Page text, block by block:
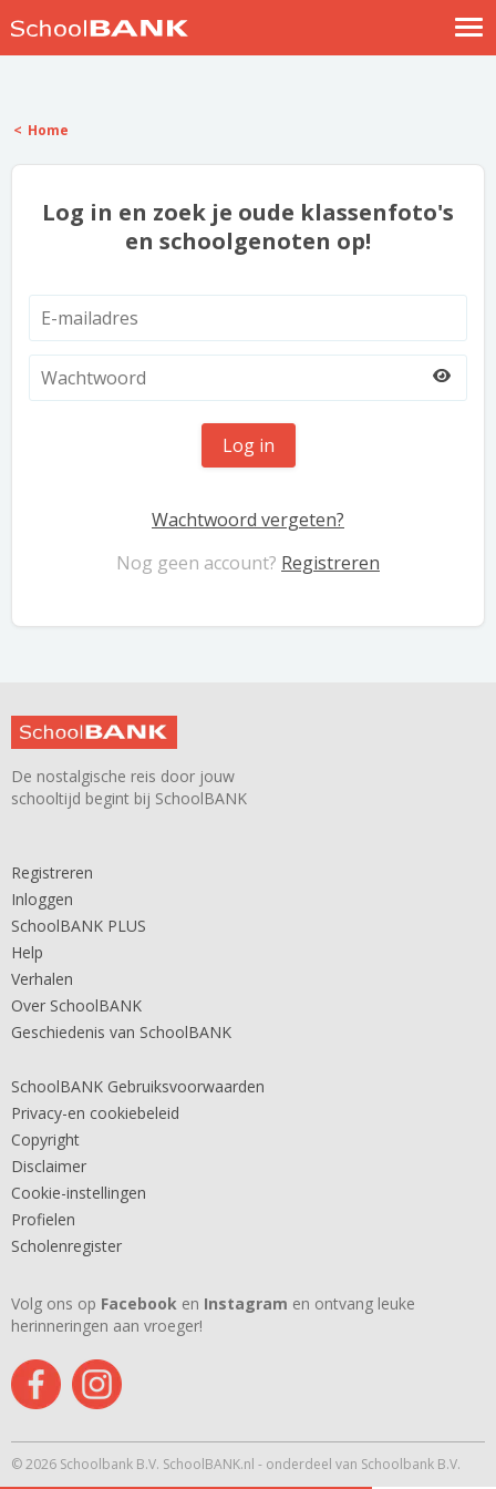
Help
Home
Log in en zoek je oude klassenfoto's
en schoolgenoten op!
Log in
Wachtwoord vergeten?
Nog geen account? Registreren
De nostalgische reis door jouw
schooltijd begint bij SchoolBANK
Registreren
Inloggen
SchoolBANK PLUS
Help
Verhalen
Over SchoolBANK
Geschiedenis van SchoolBANK
SchoolBANK Gebruiksvoorwaarden
Privacy-en cookiebeleid
Copyright
Disclaimer
Cookie-instellingen
Profielen
Scholenregister
Volg ons op Facebook en Instagram en ontvang leuke
herinneringen aan vroeger!
© 2026 Schoolbank B.V. SchoolBANK.nl - onderdeel van Schoolbank B.V.